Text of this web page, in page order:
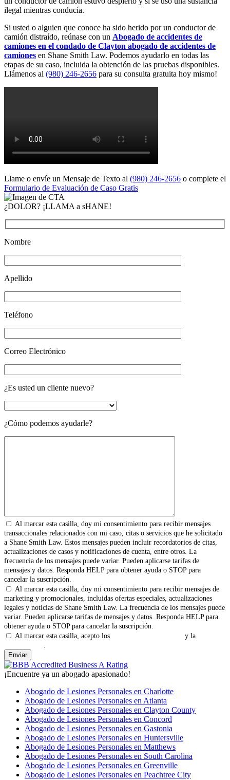
ilegal mientras conducía.
Si usted o alguien que conoce ha sido herido por un conductor de
camión distraído, reúnase con un Abogado de accidentes de
camiones en el condado de Clayton abogado de accidentes de
camiones en Shane Smith Law. Podemos ayudarlo en todas las
etapas de su caso, incluida la obtención de las pruebas disponibles.
Llámenos al (980) 246-2656 para su consulta gratuita hoy mismo!
Llame o envíe un Mensaje de Texto al (980) 246-2656 o complete el
Formulario de Evaluación de Caso Gratis
¿DOLOR? ¡LLAMA a sHANE!
Nombre
Apellido
Teléfono
Correo Electrónico
¿Es usted un cliente nuevo?
¿Cómo podemos ayudarle?
Al marcar esta casilla, doy mi consentimiento para recibir mensajes
transaccionales relacionados con mi caso, citas o servicios que he solicitado
a Shane Smith Law. Estos mensajes pueden incluir recordatorios de citas,
actualizaciones de casos y notificaciones de cuenta, entre otros. La
frecuencia de los mensajes puede variar. Pueden aplicarse tarifas de
mensajes y datos. Responda HELP para obtener ayuda o STOP para
cancelar la suscripción.
Al marcar esta casilla, doy mi consentimiento para recibir mensajes de
marketing y promocionales, incluidas ofertas especiales, actualizaciones
legales y noticias de Shane Smith Law. La frecuencia de los mensajes puede
variar. Pueden aplicarse tarifas de mensajes y datos. Responda HELP para
obtener ayuda o STOP para cancelar la suscripción.
Al marcar esta casilla, acepto los
y la
.
¡Encuentre ya un abogado apasionado!
Abogado de Lesiones Personales en Charlotte
Abogado de Lesiones Personales en Atlanta
Abogado de Lesiones Personales en Clayton County
Abogado de Lesiones Personales en Concord
Abogado de Lesiones Personales en Gastonia
Abogado de Lesiones Personales en Huntersville
Abogado de Lesiones Personales en Matthews
Abogado de Lesiones Personales en South Carolina
Abogado de Lesiones Personales en Greenville
Abogado de Lesiones Personales en Peachtree City